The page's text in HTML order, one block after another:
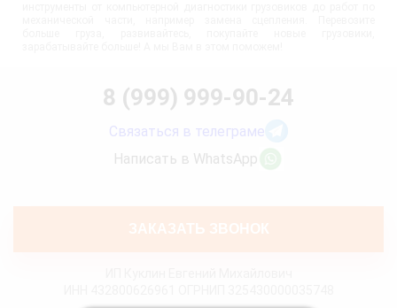
8 (999) 999-90-24
Связаться в телеграме
Написать в WhatsApp
ЗАКАЗАТЬ ЗВОНОК